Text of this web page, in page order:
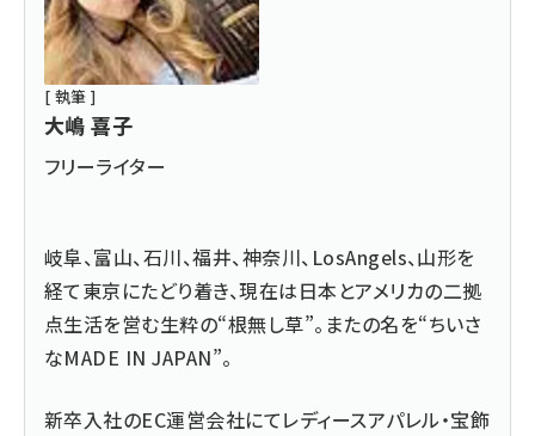
[ 執筆 ]
大嶋 喜子
フリーライター
岐阜、富山、石川、福井、神奈川、LosAngels、山形を
経て東京にたどり着き、現在は日本とアメリカの二拠
点生活を営む生粋の“根無し草”。またの名を“ちいさ
なMADE IN JAPAN”。
新卒入社のEC運営会社にてレディースアパレル・宝飾